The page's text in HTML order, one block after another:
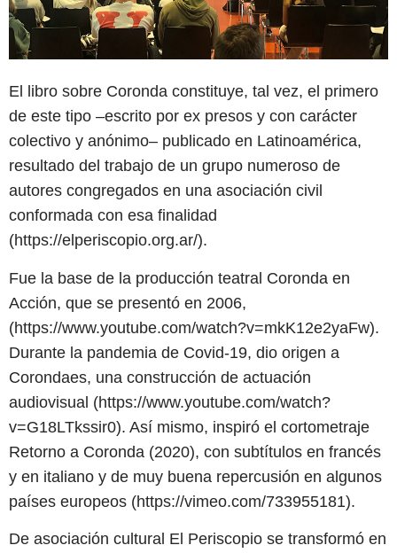
El libro sobre Coronda constituye, tal vez, el primero
de este tipo –escrito por ex presos y con carácter
colectivo y anónimo– publicado en Latinoamérica,
resultado del trabajo de un grupo numeroso de
autores congregados en una asociación civil
conformada con esa finalidad
(https://elperiscopio.org.ar/).
Fue la base de la producción teatral Coronda en
Acción, que se presentó en 2006,
(https://www.youtube.com/watch?v=mkK12e2yaFw).
Durante la pandemia de Covid-19, dio origen a
Corondaes, una construcción de actuación
audiovisual (https://www.youtube.com/watch?
v=G18LTkssir0). Así mismo, inspiró el cortometraje
Retorno a Coronda (2020), con subtítulos en francés
y en italiano y de muy buena repercusión en algunos
países europeos (https://vimeo.com/733955181).
De asociación cultural El Periscopio se transformó en